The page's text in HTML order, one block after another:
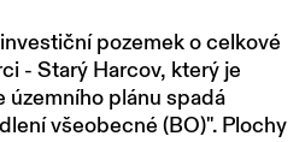
pozemek o celkové
- Starý Harcov, který je
územního plánu spadá
všeobecné (BO)". Plochy